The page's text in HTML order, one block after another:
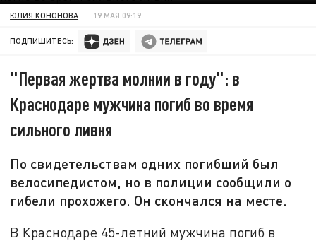
ЮЛИЯ КОНОНОВА 19 МАЯ 09:19
ПОДПИШИТЕСЬ:
"Первая жертва молнии в году": в
Краснодаре мужчина погиб во время
сильного ливня
По свидетельствам одних погибший был
велосипедистом, но в полиции сообщили о
гибели прохожего. Он скончался на месте.
В Краснодаре 45-летний мужчина погиб в